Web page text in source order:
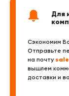
Для
Сэкономим
Отправьте
на почту
вышлем
доставки и